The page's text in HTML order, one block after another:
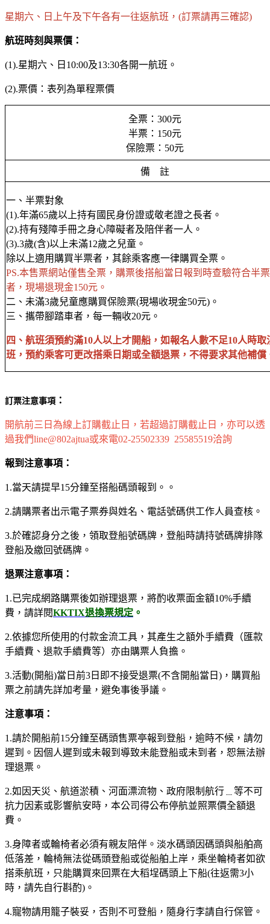
星期六、日上午及下午各有一往返航班，(訂票請再三確認)
航班時刻與票價：
(1).星期六、日10:00及13:30各開一航班。
(2).票價：表列為單程票價
全票：300元
半票：150元
保險票：50元
備 註
一、半票對象
(1).年滿65歲以上持有國民身份證或敬老證之長者。
(2).持有殘障手冊之身心障礙者及陪伴者一人。
(3).3歲(含)以上未滿12歲之兒童。
除以上適用購買半票者，其餘乘客應一律購買全票。
PS.本售票網站僅售全票，購票後搭船當日報到時查驗符合半
者，現場退現金150元。
二、未滿3歲兒童應購買保險票(現場收現金50元)。
三、攜帶腳踏車者，每一輛收20元。
四、航班須預約滿10人以上才開船，如報名人數不足10人時取
班，預約乘客可更改搭乘日期或全額退票，不得要求其他補償
訂票注意事項 ：
開航前三日為線上訂購截止日，若超過訂購截止日，亦可以透
過我們line@802ajtua或來電02-25502339 25585519洽詢
報到注意事項：
1.當天請提早15分鐘至搭船碼頭報到。。
2.請購票者出示電子票券與姓名、電話號碼供工作人員查核。
3.於確認身分之後，領取登船號碼牌，登船時請持號碼牌排隊
登船及繳回號碼牌。
退票注意事項：
1.已完成網路購票後如辦理退票，將酌收票面金額10%手續
費，請詳閱KKTIX退換票規定 。
2.依據您所使用的付款金流工具，其產生之額外手續費（匯款
手續費、退款手續費等）亦由購票人負擔。​
3.活動(開船)當日前3日即不接受退票(不含開船當日)，​ 購買船
票之前請先詳加考量，避免事後爭議。
注意事項：
1.請於開船前15分鐘至碼頭售票亭報到登船，逾時不候，請勿
遲到。因個人遲到或未報到導致未能登船或未到者，恕無法辦
理退票。
2.如因天災、航道淤積、河面漂流物、政府限制航行﹍等不可
抗力因素或影響航安時，本公司得公布停航並照票價全額退
費。
3.身障者或輪椅者必須有親友陪伴。淡水碼頭因碼頭與船舶高
低落差，輪椅無法從碼頭登船或從船舶上岸，乘坐輪椅者如欲
搭乘航班，只能購買來回票在大稻埕碼頭上下船(往返需3小
時，請先自行斟酌)。
4.寵物請用籠子裝妥，否則不可登船，隨身行李請自行保管。